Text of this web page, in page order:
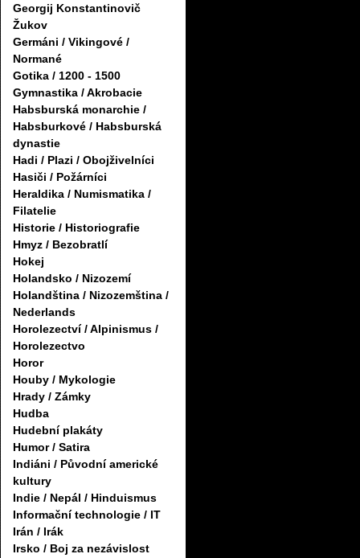
Georgij Konstantinovič
Žukov
Germáni / Vikingové /
Normané
Gotika / 1200 - 1500
Gymnastika / Akrobacie
Habsburská monarchie /
Habsburkové / Habsburská
dynastie
Hadi / Plazi / Obojživelníci
Hasiči / Požárníci
Heraldika / Numismatika /
Filatelie
Historie / Historiografie
Hmyz / Bezobratlí
Hokej
Holandsko / Nizozemí
Holandština / Nizozemština /
Nederlands
Horolezectví / Alpinismus /
Horolezectvo
Horor
Houby / Mykologie
Hrady / Zámky
Hudba
Hudební plakáty
Humor / Satira
Indiáni / Původní americké
kultury
Indie / Nepál / Hinduismus
Informační technologie / IT
Irán / Irák
Irsko / Boj za nezávislost